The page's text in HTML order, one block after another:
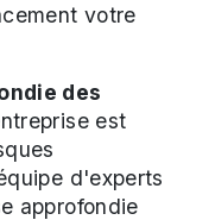
votre
des
est
d'experts
approfondie